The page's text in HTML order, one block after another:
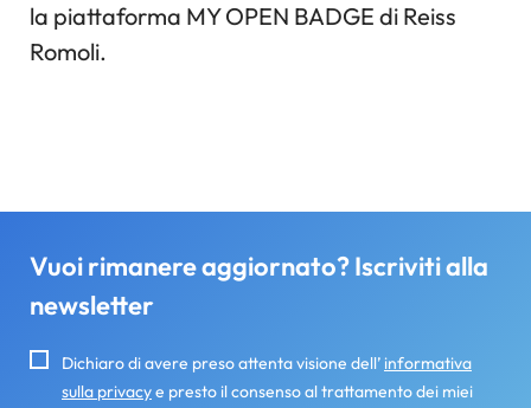
la piattaforma MY OPEN BADGE di Reiss
Romoli.
Vuoi rimanere aggiornato? Iscriviti alla
newsletter
Dichiaro di avere preso attenta visione dell’ informativa
sulla privacye presto il consenso al trattamento dei miei